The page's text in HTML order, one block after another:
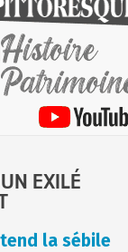
EXILÉ
la sébile